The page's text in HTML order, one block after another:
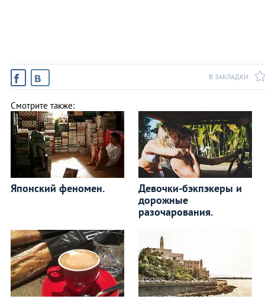
В ЗАКЛАДКИ
Смотрите также:
Японский феномен.
Девочки-бэкпэкеры и
дорожные
разочарования.